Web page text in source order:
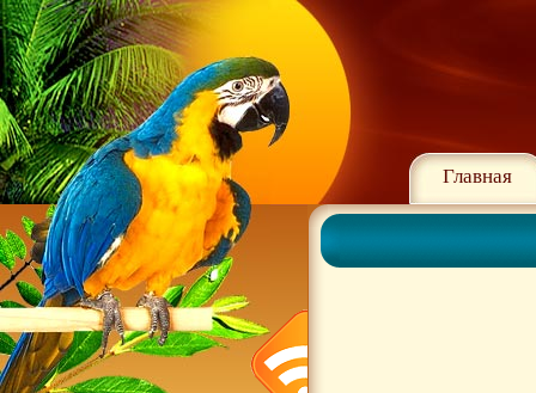
Главная